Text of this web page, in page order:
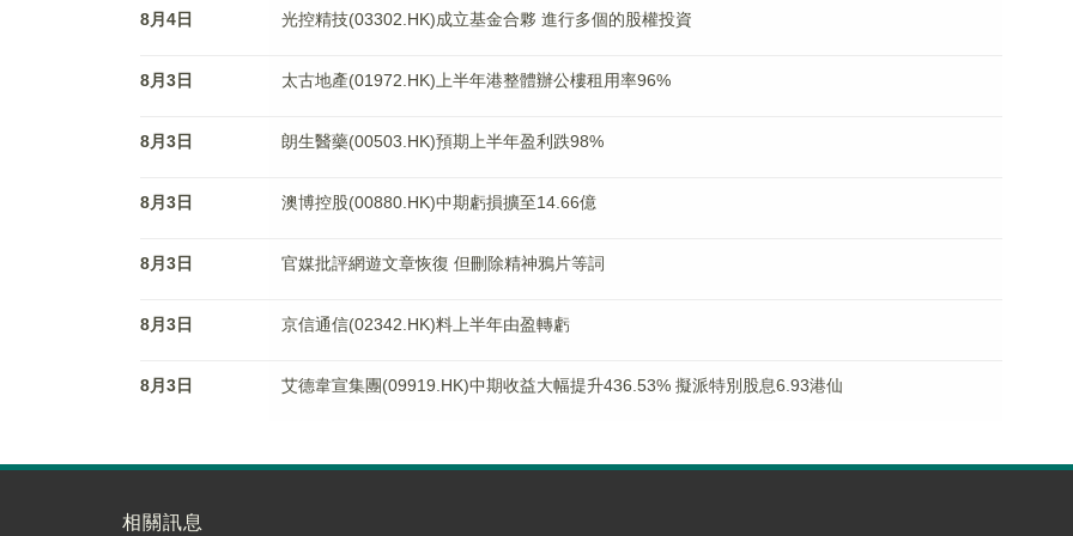
8月4日 光控精技(03302.HK)成立基金合夥 進行多個的股權投資
8月3日 太古地產(01972.HK)上半年港整體辦公樓租用率96%
8月3日 朗生醫藥(00503.HK)預期上半年盈利跌98%
8月3日 澳博控股(00880.HK)中期虧損擴至14.66億
8月3日 官媒批評網遊文章恢復 但刪除精神鴉片等詞
8月3日 京信通信(02342.HK)料上半年由盈轉虧
8月3日 艾德韋宣集團(09919.HK)中期收益大幅提升436.53% 擬派特別股息6.93港仙
相關訊息